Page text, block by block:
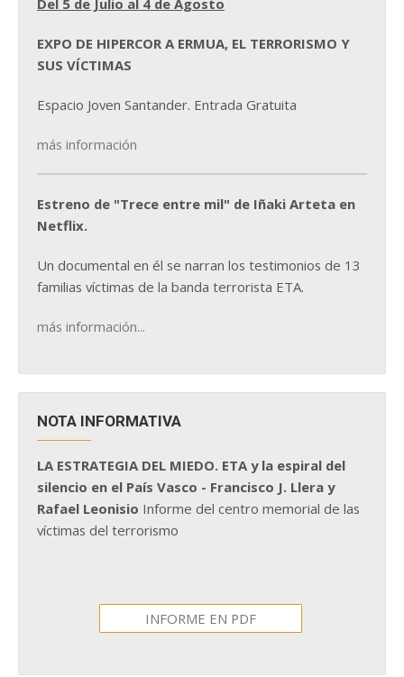
Del 5 de Julio al 4 de Agosto
EXPO DE HIPERCOR A ERMUA, EL TERRORISMO Y
SUS VÍCTIMAS
Espacio Joven Santander. Entrada Gratuita
más información
Estreno de "Trece entre mil" de Iñaki Arteta en
Netflix.
Un documental en él se narran los testimonios de 13
familias víctimas de la banda terrorista ETA.
más información...
NOTA INFORMATIVA
LA ESTRATEGIA DEL MIEDO. ETA y la espiral del
silencio en el País Vasco - Francisco J. Llera y
Rafael Leonisio Informe del centro memorial de las
víctimas del terrorismo
INFORME EN PDF